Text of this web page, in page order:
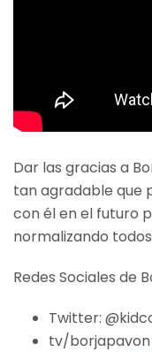
Dar las gracias a
tan agradable que
con él en el futuro
normalizando
Redes Sociales de
Twitter:
tv/borjapavon